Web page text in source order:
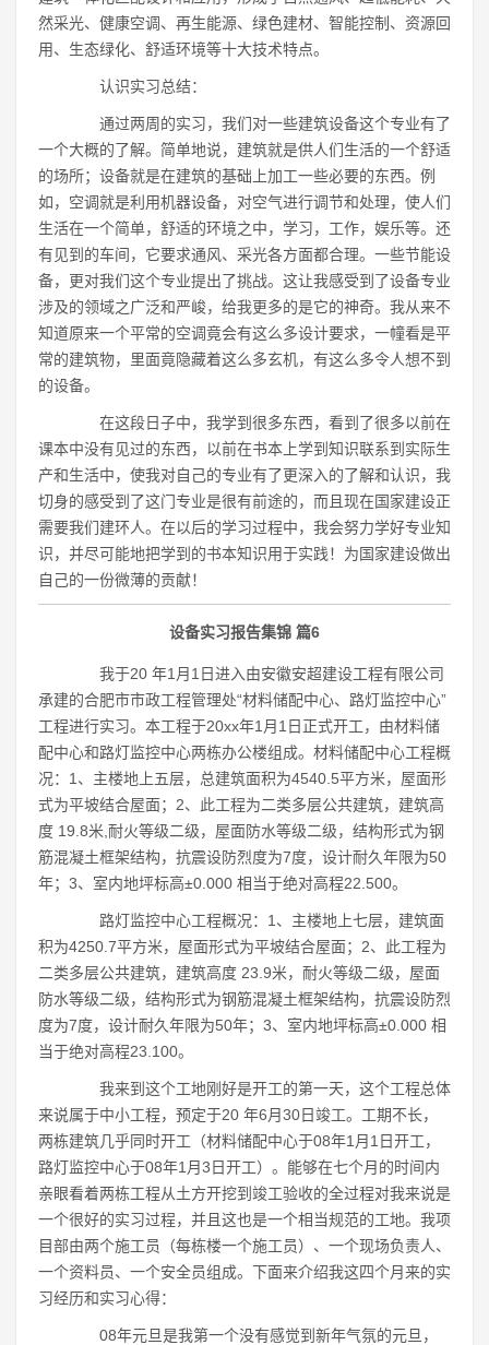
然采光、健康空调、再生能源、绿色建材、智能控制、资源回
用、生态绿化、舒适环境等十大技术特点。
认识实习总结：
通过两周的实习，我们对一些建筑设备这个专业有了
一个大概的了解。简单地说，建筑就是供人们生活的一个舒适
的场所；设备就是在建筑的基础上加工一些必要的东西。例
如，空调就是利用机器设备，对空气进行调节和处理，使人们
生活在一个简单，舒适的环境之中，学习，工作，娱乐等。还
有见到的车间，它要求通风、采光各方面都合理。一些节能设
备，更对我们这个专业提出了挑战。这让我感受到了设备专业
涉及的领域之广泛和严峻，给我更多的是它的神奇。我从来不
知道原来一个平常的空调竟会有这么多设计要求，一幢看是平
常的建筑物，里面竟隐藏着这么多玄机，有这么多令人想不到
的设备。
在这段日子中，我学到很多东西，看到了很多以前在
课本中没有见过的东西，以前在书本上学到知识联系到实际生
产和生活中，使我对自己的专业有了更深入的了解和认识，我
切身的感受到了这门专业是很有前途的，而且现在国家建设正
需要我们建环人。在以后的学习过程中，我会努力学好专业知
识，并尽可能地把学到的书本知识用于实践！为国家建设做出
自己的一份微薄的贡献！
设备实习报告集锦 篇6
我于20 年1月1日进入由安徽安超建设工程有限公司
承建的合肥市市政工程管理处“材料储配中心、路灯监控中心”
工程进行实习。本工程于20xx年1月1日正式开工，由材料储
配中心和路灯监控中心两栋办公楼组成。材料储配中心工程概
况：1、主楼地上五层，总建筑面积为4540.5平方米，屋面形
式为平坡结合屋面；2、此工程为二类多层公共建筑，建筑高
度 19.8米,耐火等级二级，屋面防水等级二级，结构形式为钢
筋混凝土框架结构，抗震设防烈度为7度，设计耐久年限为50
年；3、室内地坪标高±0.000 相当于绝对高程22.500。
路灯监控中心工程概况：1、主楼地上七层，建筑面
积为4250.7平方米，屋面形式为平坡结合屋面；2、此工程为
二类多层公共建筑，建筑高度 23.9米，耐火等级二级，屋面
防水等级二级，结构形式为钢筋混凝土框架结构，抗震设防烈
度为7度，设计耐久年限为50年；3、室内地坪标高±0.000 相
当于绝对高程23.100。
我来到这个工地刚好是开工的第一天，这个工程总体
来说属于中小工程，预定于20 年6月30日竣工。工期不长，
两栋建筑几乎同时开工（材料储配中心于08年1月1日开工，
路灯监控中心于08年1月3日开工）。能够在七个月的时间内
亲眼看着两栋工程从土方开挖到竣工验收的全过程对我来说是
一个很好的实习过程，并且这也是一个相当规范的工地。我项
目部由两个施工员（每栋楼一个施工员）、一个现场负责人、
一个资料员、一个安全员组成。下面来介绍我这四个月来的实
习经历和实习心得：
08年元旦是我第一个没有感觉到新年气氛的元旦，